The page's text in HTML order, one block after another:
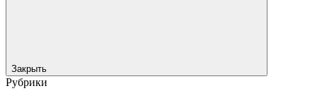
Закрыть
Рубрики